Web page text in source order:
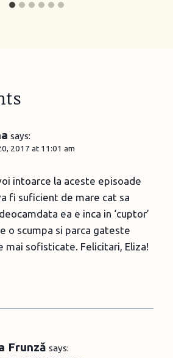
says:
2017 at 11:01 am
intoarce la aceste episoade
fi suficient de mare cat sa
ea e inca in ‘cuptor’
o scumpa si parca gateste
mai sofisticate. Felicitari, Eliza!
Frunză says: